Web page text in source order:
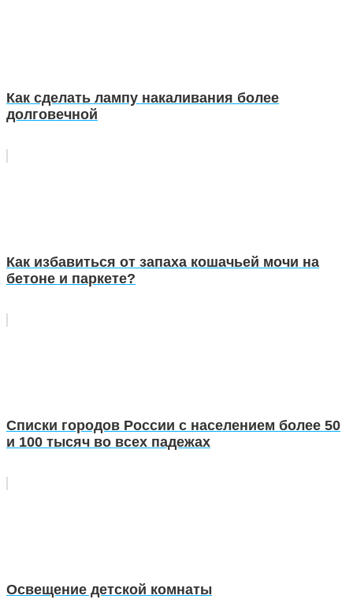
Как сделать лампу накаливания более
долговечной
Как избавиться от запаха кошачьей мочи на
бетоне и паркете?
Списки городов России с населением более 50
и 100 тысяч во всех падежах
Освещение детской комнаты